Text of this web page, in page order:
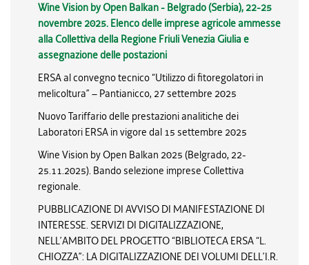
Wine Vision by Open Balkan - Belgrado (Serbia), 22-25
novembre 2025. Elenco delle imprese agricole ammesse
alla Collettiva della Regione Friuli Venezia Giulia e
assegnazione delle postazioni
ERSA al convegno tecnico “Utilizzo di fitoregolatori in
melicoltura” – Pantianicco, 27 settembre 2025
Nuovo Tariffario delle prestazioni analitiche dei
Laboratori ERSA in vigore dal 15 settembre 2025
Wine Vision by Open Balkan 2025 (Belgrado, 22-
25.11.2025). Bando selezione imprese Collettiva
regionale.
PUBBLICAZIONE DI AVVISO DI MANIFESTAZIONE DI
INTERESSE. SERVIZI DI DIGITALIZZAZIONE,
NELL’AMBITO DEL PROGETTO “BIBLIOTECA ERSA “L.
CHIOZZA”: LA DIGITALIZZAZIONE DEI VOLUMI DELL’I.R.